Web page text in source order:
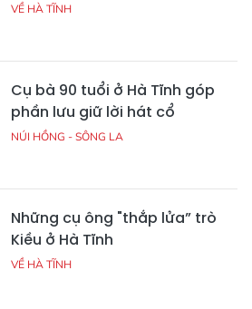
VỀ HÀ TĨNH
Cụ bà 90 tuổi ở Hà Tĩnh góp
phần lưu giữ lời hát cổ
NÚI HỒNG - SÔNG LA
Những cụ ông "thắp lửa” trò
Kiều ở Hà Tĩnh
VỀ HÀ TĨNH